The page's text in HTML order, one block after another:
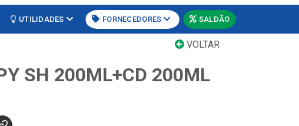
UTILIDADES FORNECEDORES SALDÃO
VOLTAR
SH 200ML+CD 200ML